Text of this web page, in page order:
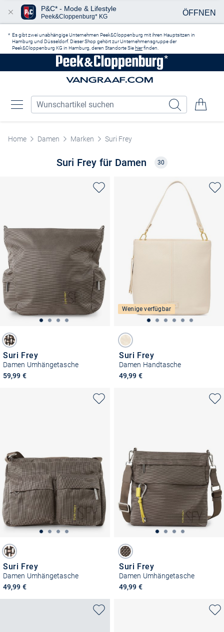
Es gibt zwei unabhängige Unternehmen Peek&Cloppenburg mit ihren Hauptsitzen in
Hamburg und Düsseldorf. Dieser Shop gehört zur Unternehmensgruppe der
Peek&Cloppenburg KG in Hamburg, deren Standorte Sie hierfinden.
Home Damen Marken Suri Frey
Suri Frey für Damen 30
Suri Frey
Damen Umhängetasche
59,99 €
Wenige verfügbar
Suri Frey
Damen Handtasche
49,99 €
Suri Frey
Damen Umhängetasche
49,99 €
Suri Frey
Damen Umhängetasche
49,99 €
P&C* - Mode & Lifestyle
Peek&Cloppenburg* KG ÖFFNEN